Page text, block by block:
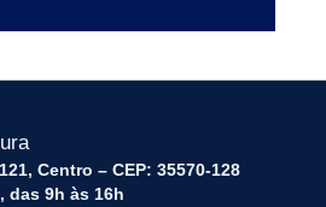
Centro – CEP: 35570-128
das 9h às 16h